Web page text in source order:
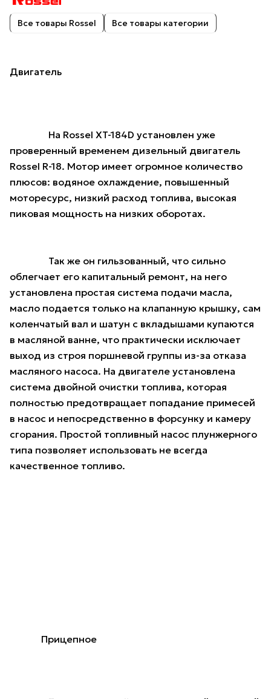
Все товары Rossel Все товары категории
Двигатель
На Rossel XT-184D установлен уже
проверенный временем дизельный двигатель
Rossel R-18. Мотор имеет огромное количество
плюсов: водяное охлаждение, повышенный
моторесурс, низкий расход топлива, высокая
пиковая мощность на низких оборотах.
Так же он гильзованный, что сильно
облегчает его капитальный ремонт, на него
установлена простая система подачи масла,
масло подается только на клапанную крышку, сам
коленчатый вал и шатун с вкладышами купаются
в масляной ванне, что практически исключает
выход из строя поршневой группы из-за отказа
масляного насоса. На двигателе установлена
система двойной очистки топлива, которая
полностью предотвращает попадание примесей
в насос и непосредственно в форсунку и камеру
сгорания. Простой топливный насос плунжерного
типа позволяет использовать не всегда
качественное топливо.
Прицепное